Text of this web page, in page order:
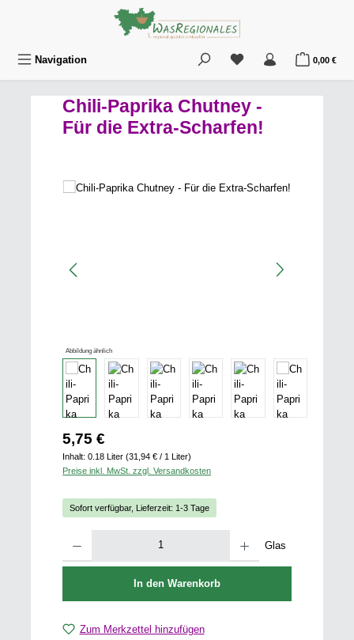
Zum Hauptinhalt springen
Navigation Du hast 0 Produkte
0,00 €
Chili-Paprika Chutney -
Für die Extra-Scharfen!
Bildergalerie überspringen
Abbildung ähnlich
Regulärer Preis:
5,75 €
Inhalt:0.18 Liter(31,94 € / 1 Liter)
Preise inkl. MwSt. zzgl. Versandkosten
Sofort verfügbar, Lieferzeit: 1-3 Tage
Glas
In den Warenkorb
Zum Merkzettel hinzufügen